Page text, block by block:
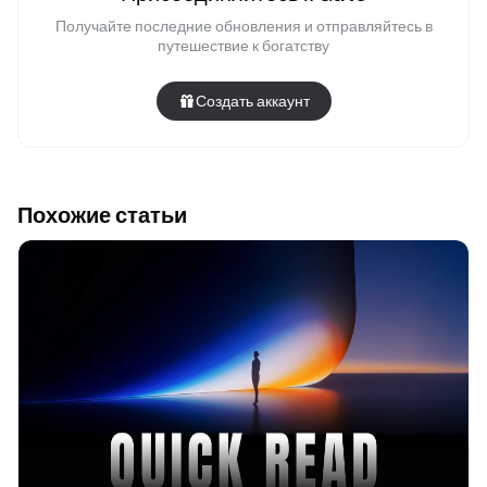
Получайте последние обновления и отправляйтесь в
путешествие к богатству
Создать аккаунт
Похожие статьи